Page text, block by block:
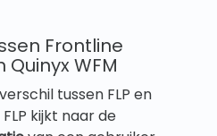
Frontline
Quinyx WFM
tussen FLP en
kijkt naar de